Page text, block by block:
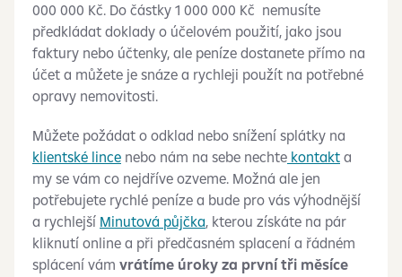
000 000 Kč. Do částky 1 000 000 Kč nemusíte
předkládat doklady o účelovém použití, jako jsou
faktury nebo účtenky, ale peníze dostanete přímo na
účet a můžete je snáze a rychleji použít na potřebné
opravy nemovitosti.
Můžete požádat o odklad nebo snížení splátky na
klientské lince nebo nám na sebe nechte kontakt a
my se vám co nejdříve ozveme. Možná ale jen
potřebujete rychlé peníze a bude pro vás výhodnější
a rychlejší Minutová půjčka, kterou získáte na pár
kliknutí online a při předčasném splacení a řádném
splácení vám vrátíme úroky za první tři měsíce